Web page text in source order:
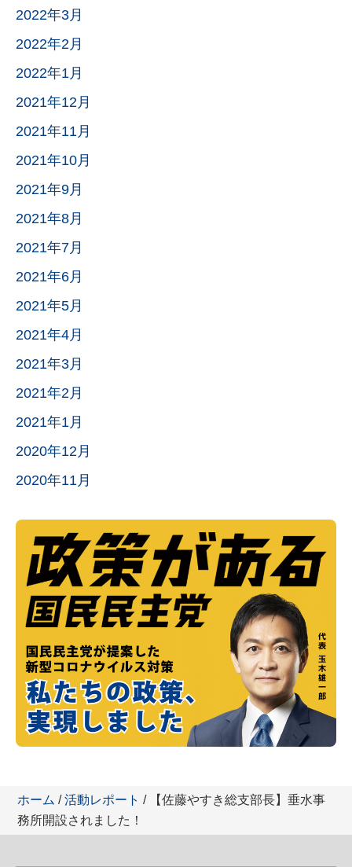
2022年3月
2022年2月
2022年1月
2021年12月
2021年11月
2021年10月
2021年9月
2021年8月
2021年7月
2021年6月
2021年5月
2021年4月
2021年3月
2021年2月
2021年1月
2020年12月
2020年11月
ホーム /活動レポート / 【佐藤やすき総支部長】垂水事
務所開設されました！